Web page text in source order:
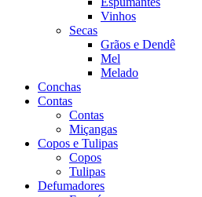
Vinhos
Secas
Grãos e Dendê
Mel
Melado
Conchas
Contas
Contas
Miçangas
Copos e Tulipas
Copos
Tulipas
Defumadores